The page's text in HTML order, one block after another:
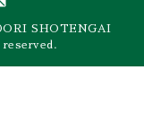
SHOTENGAI